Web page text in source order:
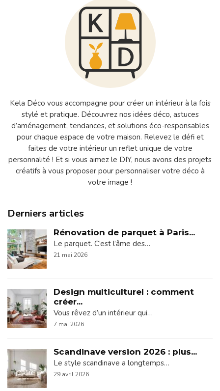
Kela Déco vous accompagne pour créer un intérieur à la fois
stylé et pratique. Découvrez nos idées déco, astuces
d’aménagement, tendances, et solutions éco-responsables
pour chaque espace de votre maison. Relevez le défi et
faites de votre intérieur un reflet unique de votre
personnalité ! Et si vous aimez le DIY, nous avons des projets
créatifs à vous proposer pour personnaliser votre déco à
votre image !
Derniers articles
Rénovation de parquet à Paris...
Le parquet. C’est l’âme des…
21 mai 2026
Design multiculturel : comment
créer...
Vous rêvez d’un intérieur qui…
7 mai 2026
Scandinave version 2026 : plus...
Le style scandinave a longtemps…
29 avril 2026